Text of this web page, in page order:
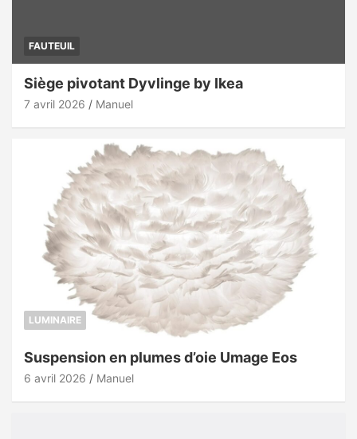
FAUTEUIL
Siège pivotant Dyvlinge by Ikea
7 avril 2026 Manuel
LUMINAIRE
Suspension en plumes d’oie Umage Eos
6 avril 2026 Manuel